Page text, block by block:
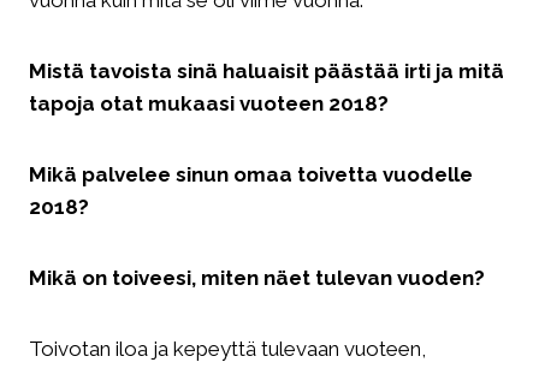
Mistä tavoista sinä haluaisit päästää irti ja mitä
tapoja otat mukaasi vuoteen 2018?
Mikä palvelee sinun omaa toivetta vuodelle
2018?
Mikä on toiveesi, miten näet tulevan vuoden?
Toivotan iloa ja kepeyttä tulevaan vuoteen,